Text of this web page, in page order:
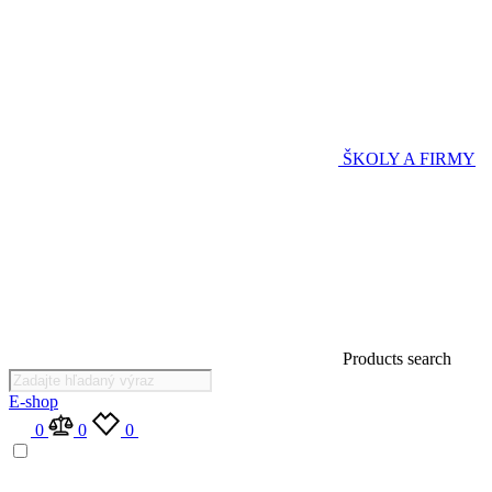
ŠKOLY A FIRMY
Products search
E-shop
0
0 0